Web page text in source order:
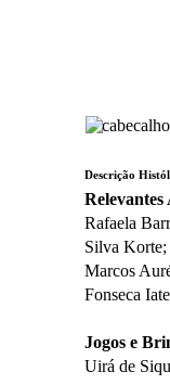
Descrição
Relevantes
Rafaela
Silva
Marcos
Fonseca
Jogos e
Uirá de